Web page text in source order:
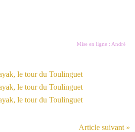
Mise en ligne : André
Article suivant »